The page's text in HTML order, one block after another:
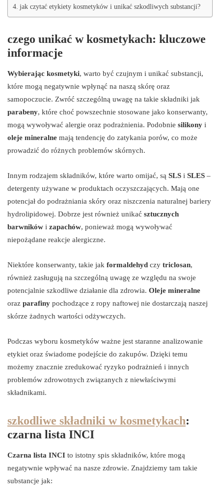
jak czytać etykiety kosmetyków i unikać szkodliwych substancji?
czego unikać w kosmetykach: kluczowe
informacje
Wybierając kosmetyki, warto być czujnym i unikać substancji,
które mogą negatywnie wpłynąć na naszą skórę oraz
samopoczucie. Zwróć szczególną uwagę na takie składniki jak
parabeny, które choć powszechnie stosowane jako konserwanty,
mogą wywoływać alergie oraz podrażnienia. Podobnie silikony i
oleje mineralne mają tendencję do zatykania porów, co może
prowadzić do różnych problemów skórnych.
Innym rodzajem składników, które warto omijać, są SLS i SLES –
detergenty używane w produktach oczyszczających. Mają one
potencjał do podrażniania skóry oraz niszczenia naturalnej bariery
hydrolipidowej. Dobrze jest również unikać sztucznych
barwników i zapachów, ponieważ mogą wywoływać
niepożądane reakcje alergiczne.
Niektóre konserwanty, takie jak formaldehyd czy triclosan,
również zasługują na szczególną uwagę ze względu na swoje
potencjalnie szkodliwe działanie dla zdrowia. Oleje mineralne
oraz parafiny pochodzące z ropy naftowej nie dostarczają naszej
skórze żadnych wartości odżywczych.
Podczas wyboru kosmetyków ważne jest staranne analizowanie
etykiet oraz świadome podejście do zakupów. Dzięki temu
możemy znacznie zredukować ryzyko podrażnień i innych
problemów zdrowotnych związanych z niewłaściwymi
składnikami.
szkodliwe składniki w kosmetykach:
czarna lista INCI
Czarna lista INCI to istotny spis składników, które mogą
negatywnie wpływać na nasze zdrowie. Znajdziemy tam takie
substancje jak: